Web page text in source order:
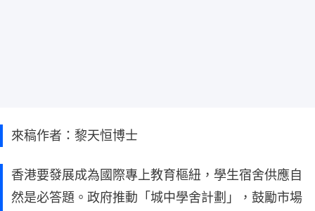
來稿作者：黎天恒博士
香港要發展成為國際專上教育樞紐，學生宿舍供應自
然是必答題。政府推動「城中學舍計劃」，鼓勵市場